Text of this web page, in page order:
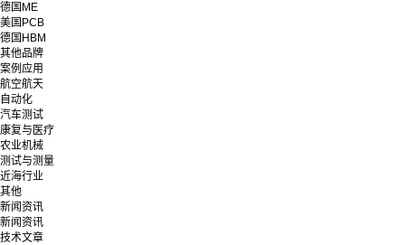
德国ME
美国PCB
德国HBM
其他品牌
案例应用
航空航天
自动化
汽车测试
康复与医疗
农业机械
测试与测量
近海行业
其他
新闻资讯
新闻资讯
技术文章